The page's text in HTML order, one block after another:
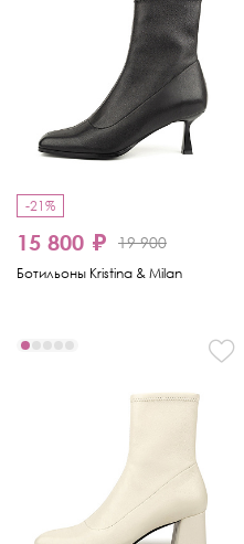
-21%
15 800 ₽ 19 900
Ботильоны Kristina & Milan